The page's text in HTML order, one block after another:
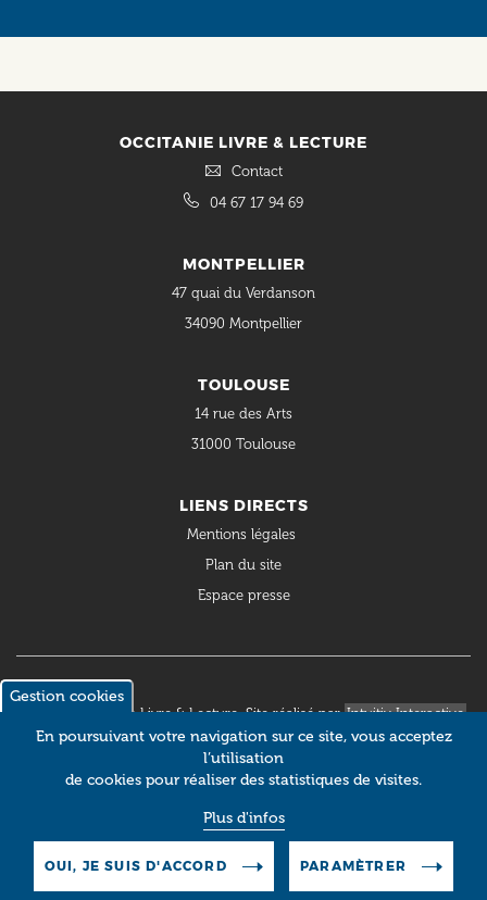
OCCITANIE LIVRE & LECTURE
Contact
04 67 17 94 69
MONTPELLIER
47 quai du Verdanson
34090 Montpellier
TOULOUSE
14 rue des Arts
31000 Toulouse
LIENS DIRECTS
Mentions légales
Plan du site
Espace presse
© 2018 Occitanie Livre & Lecture. Site réalisé parIntuitiv Interactive
Gestion cookies
En poursuivant votre navigation sur ce site, vous acceptez
l’utilisation
de cookies pour réaliser des statistiques de visites.
Plus d'infos
OUI, JE SUIS D'ACCORD PARAMÈTRER